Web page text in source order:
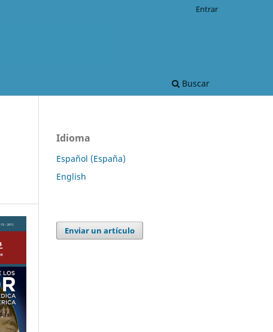
Buscar
Entrar
Idioma
Español (España)
English
Enviar un artículo